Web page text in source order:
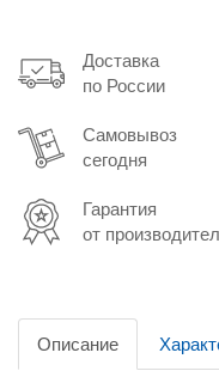
Доставка
по России
Самовывоз
сегодня
Гарантия
от
Описание